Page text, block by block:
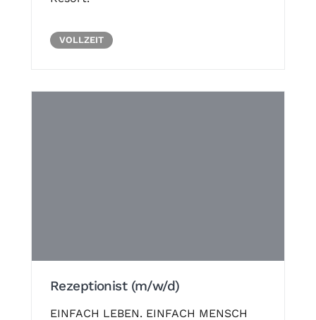
VOLLZEIT
Rezeptionist (m/w/d)
EINFACH LEBEN. EINFACH MENSCH